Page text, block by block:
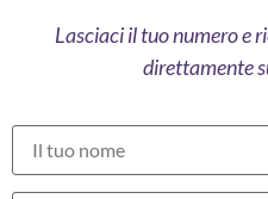
Lasciaci il tuo numero e
direttamente